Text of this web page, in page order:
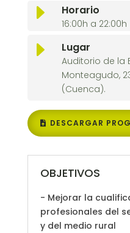
E Horario
16:00h a 22:00h
E Lugar
Auditorio de la
Monteagudo,
(Cuenca).
DESCARGAR
OBJETIVOS
- Mejorar la
profesionales del
y del medio rural